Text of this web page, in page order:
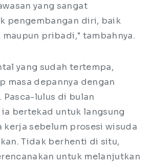
yang sangat
pengembangan diri, baik
pribadi," tambahnya.
yang sudah tertempa,
masa depannya dengan
Pasca-lulus di bulan
bertekad untuk langsung
sebelum prosesi wisuda
Tidak berhenti di situ,
untuk melanjutkan